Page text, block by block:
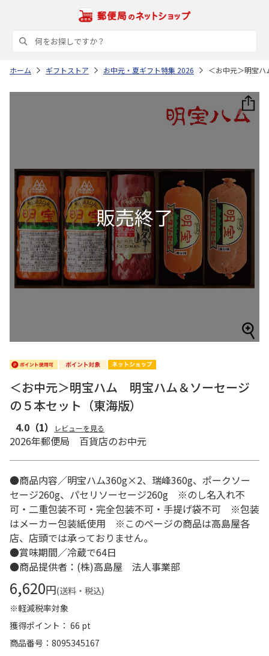
ホーム ギフトストア お中元・夏ギフト特集 2026 ＜お中元＞明宝
＜お中元＞明宝ハム 明宝ハム＆ソーセージ
の５本セット（東海版）
4.0 （1） レビューを見る
2026年郵便局 百貨店のお中元
●商品内容／明宝ハム360g×2、瑞峰360g、ポークソー
セージ260g、パセリソーセージ260g ※のし名入れ不
可・二重包装不可・完全包装不可・手提げ袋不可 ※包装
はメーカー包装紙使用 ※このページの商品は高島屋各
店、店頭では承っておりません。
●賞味期間／冷蔵で64日
●商品提供者：(株)高島屋 法人事業部
6,620円(送料・税込)
※軽減税率対象
獲得ポイント： 66 pt
商品番号
8095345167